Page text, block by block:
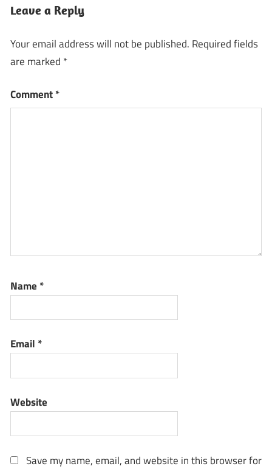
Leave a Reply
Your email address will not be published. Required fields
are marked *
Comment*
Name *
Email *
Website
Save my name, email, and website in this browser for